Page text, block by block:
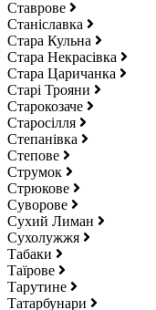
Ставрове
Станіславка
Стара Кульна
Стара Некрасівка
Стара Царичанка
Старі Трояни
Старокозаче
Старосілля
Степанівка
Степове
Струмок
Стрюкове
Суворове
Сухий Лиман
Сухолужжя
Табаки
Таїрове
Тарутине
Татарбунари